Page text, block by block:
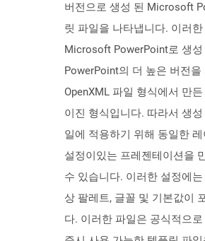
버전으로 생성 된 Microsoft
릿 파일을 나타냅니다. 이러한
Microsoft PowerPoint로 생성
PowerPoint의 더 높은 버전
OpenXML 파일 형식에서 만
이진 형식입니다. 따라서 생
일에 적용하기 위해 동일한
설정이있는 프레젠테이션을
수 있습니다. 이러한 설정에는
상 팔레트, 글꼴 및 기본값이
다. 이러한 파일은 공식적으